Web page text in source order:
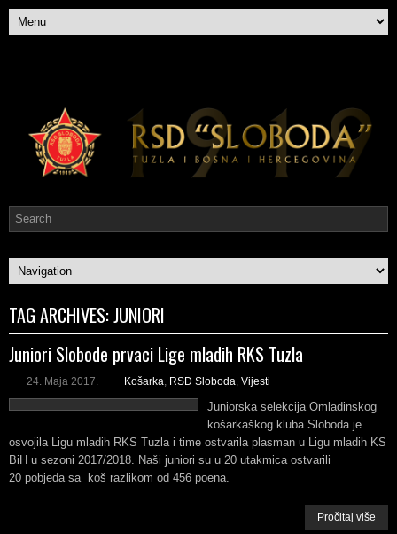
TAG ARCHIVES:JUNIORI
Juniori Slobode prvaci Lige mladih RKS Tuzla
24. Maja 2017. Košarka RSD Sloboda Vijesti
Juniorska selekcija Omladinskog
košarkaškog kluba Sloboda je
osvojila Ligu mladih RKS Tuzla i time ostvarila plasman u Ligu mladih KS
BiH u sezoni 2017/2018. Naši juniori su u 20 utakmica ostvarili
20 pobjeda sa koš razlikom od 456 poena.
Pročitaj više